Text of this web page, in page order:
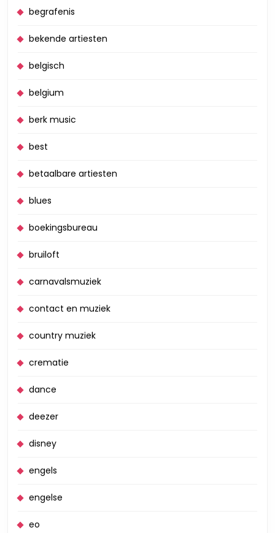
begrafenis
bekende artiesten
belgisch
belgium
berk music
best
betaalbare artiesten
blues
boekingsbureau
bruiloft
carnavalsmuziek
contact en muziek
country muziek
crematie
dance
deezer
disney
engels
engelse
eo